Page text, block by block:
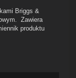
Briggs &
Zawiera
produktu